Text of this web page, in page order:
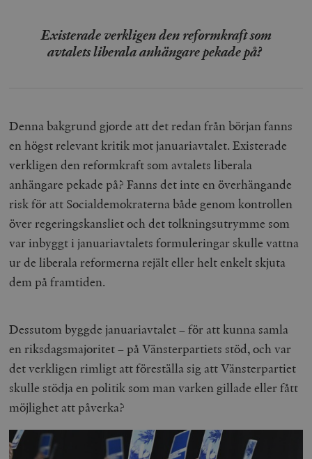
Existerade verkligen den reformkraft som
avtalets liberala anhängare pekade på?
Denna bakgrund gjorde att det redan från början fanns
en högst relevant kritik mot januariavtalet. Existerade
verkligen den reformkraft som avtalets liberala
anhängare pekade på? Fanns det inte en överhängande
risk för att Socialdemokraterna både genom kontrollen
över regeringskansliet och det tolkningsutrymme som
var inbyggt i januariavtalets formuleringar skulle vattna
ur de liberala reformerna rejält eller helt enkelt skjuta
dem på framtiden.
Dessutom byggde januariavtalet – för att kunna samla
en riksdagsmajoritet – på Vänsterpartiets stöd, och var
det verkligen rimligt att föreställa sig att Vänsterpartiet
skulle stödja en politik som man varken gillade eller fått
möjlighet att påverka?